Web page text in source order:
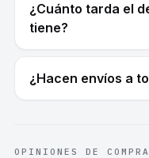
¿Cuánto tarda el
tiene?
¿Hacen envíos a
OPINIONES DE